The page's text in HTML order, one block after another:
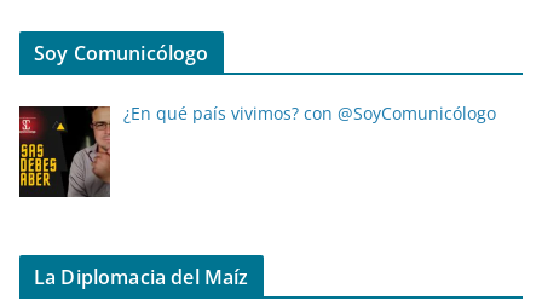
Soy Comunicólogo
¿En qué país vivimos? con @SoyComunicólogo
La Diplomacia del Maíz